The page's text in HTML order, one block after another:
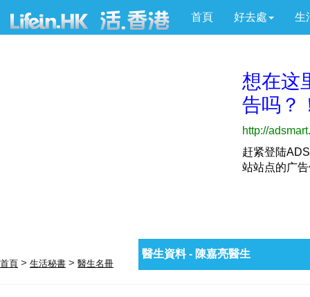
首頁 好去處 生
首頁 > 生活秘書 > 醫生名冊
醫生資料 - 陳嘉亮醫生